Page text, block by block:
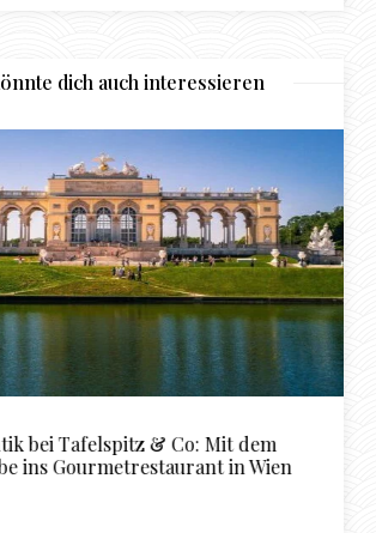
dich auch interessieren
Luxuriöse Restaurant Empfehlungen für
perfekte Sugardaddy und Sugarbabe